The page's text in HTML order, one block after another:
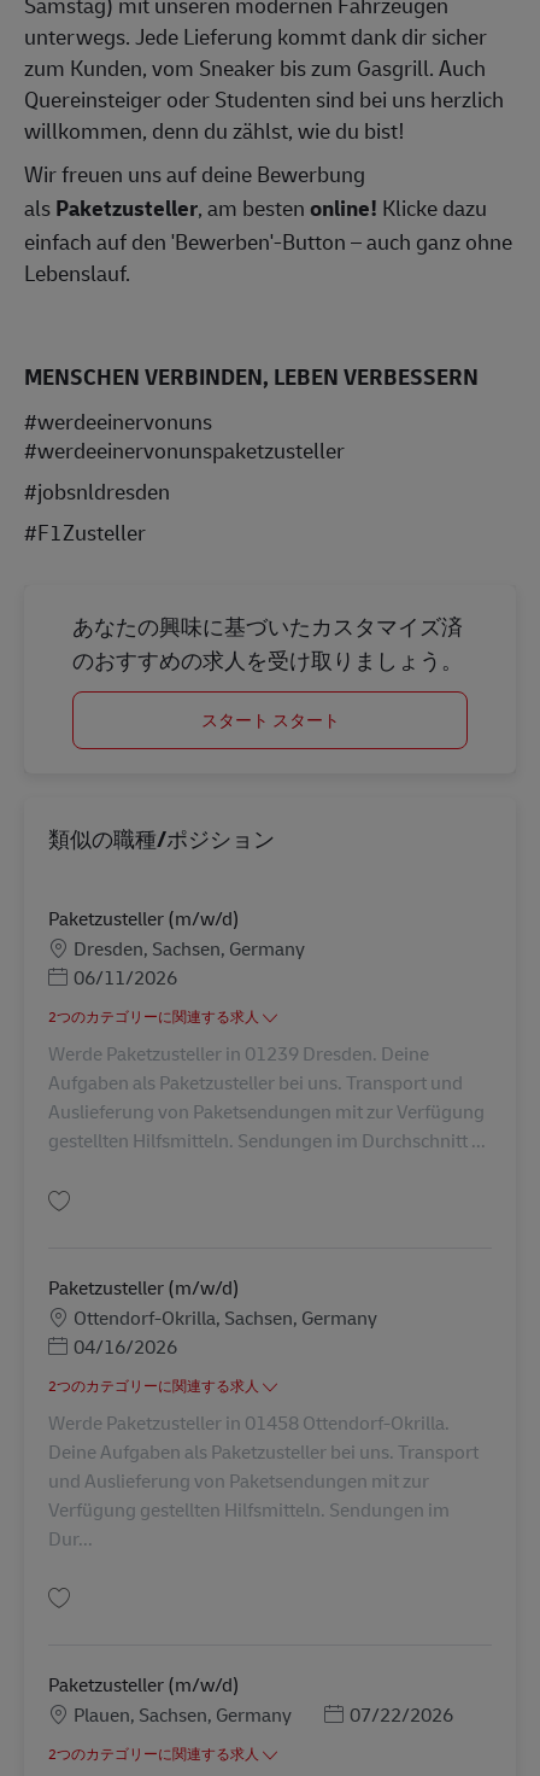
unterwegs. Jede Lieferung kommt dank dir sicher
zum Kunden, vom Sneaker bis zum Gasgrill. Auch
Quereinsteiger oder Studenten sind bei uns herzlich
willkommen, denn du zählst, wie du bist!
Wir freuen uns auf deine Bewerbung
alsPaketzusteller, am bestenonline! Klicke dazu
einfach auf den 'Bewerben'-Button – auch ganz ohne
Lebenslauf.
MENSCHEN VERBINDEN, LEBEN VERBESSERN
#werdeeinervonuns
#werdeeinervonunspaketzusteller
#jobsnldresden
#F1Zusteller
あなたの興味に基づいたカスタマイズ済
のおすすめの求人を受け取りましょう。
スタート スタート
類似の職種/ポジション
Paketzusteller (m/w/d)
勤務地Dresden, Sachsen, Germany
Posted Date
06/11/2026
2つのカテゴリーに関連する求人
Werde Paketzusteller in 01239 Dresden. Deine
Aufgaben als Paketzusteller bei uns. Transport und
Auslieferung von Paketsendungen mit zur Verfügung
gestellten Hilfsmitteln. Sendungen im Durchschnitt ...
Paketzusteller (m/w/d)
勤務地
Ottendorf-Okrilla, Sachsen, Germany
Posted Date
04/16/2026
2つのカテゴリーに関連する求人
Werde Paketzusteller in 01458 Ottendorf-Okrilla.
Deine Aufgaben als Paketzusteller bei uns. Transport
und Auslieferung von Paketsendungen mit zur
Verfügung gestellten Hilfsmitteln. Sendungen im
Dur...
Paketzusteller (m/w/d)
勤務地Plauen, Sachsen, Germany Posted Date
07/22/2026
2つのカテゴリーに関連する求人